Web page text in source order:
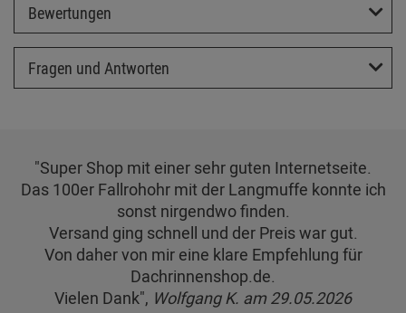
Bewertungen
Fragen und Antworten
"Super Shop mit einer sehr guten Internetseite.
Das 100er Fallrohohr mit der Langmuffe konnte ich
sonst nirgendwo finden.
Versand ging schnell und der Preis war gut.
Von daher von mir eine klare Empfehlung für
Dachrinnenshop.de.
Vielen Dank", Wolfgang K. am 29.05.2026